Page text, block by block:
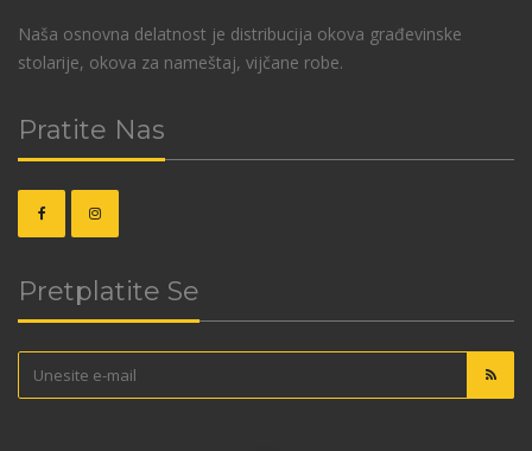
Naša osnovna delatnost je distribucija okova građevinske
stolarije, okova za nameštaj, vijčane robe.
Pratite Nas
Pretplatite Se